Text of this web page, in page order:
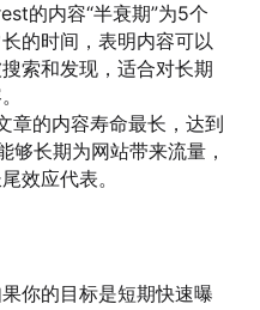
的内容“半衰期”为5个
的时间，表明内容可以
索和发现，适合对长期
章的内容寿命最长，达到
够长期为网站带来流量，
效应代表。
你的目标是短期快速曝